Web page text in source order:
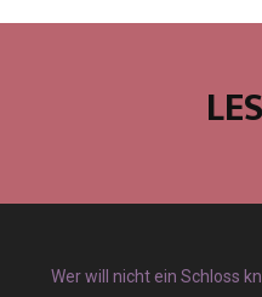
Wer will nicht ein Schloss